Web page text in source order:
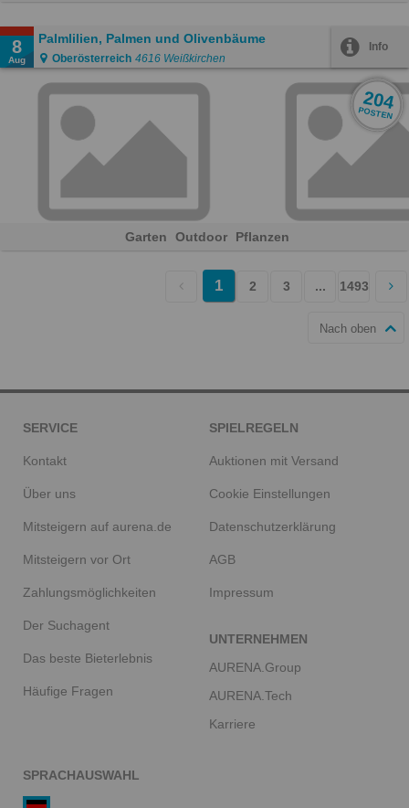
8
Aug
Palmlilien, Palmen und Olivenbäume
Oberösterreich 4616 Weißkirchen
Info
204
POSTEN
Garten Outdoor Pflanzen
You're
1 page
2 page
3 page
... page
1493
Nach oben
SERVICE
Kontakt
Über uns
Mitsteigern auf aurena.de
Mitsteigern vor Ort
Zahlungsmöglichkeiten
Der Suchagent
Das beste Bieterlebnis
Häufige Fragen
SPIELREGELN
Auktionen mit Versand
Cookie Einstellungen
Datenschutzerklärung
AGB
Impressum
UNTERNEHMEN
AURENA.Group
AURENA.Tech
Karriere
SPRACHAUSWAHL